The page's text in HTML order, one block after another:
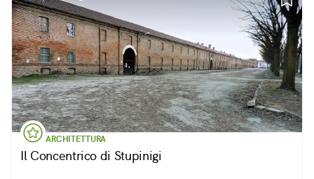
ARCHITETTURA
Il Concentrico di Stupinigi